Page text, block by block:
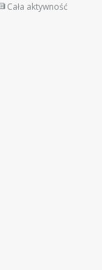
Cała aktywność